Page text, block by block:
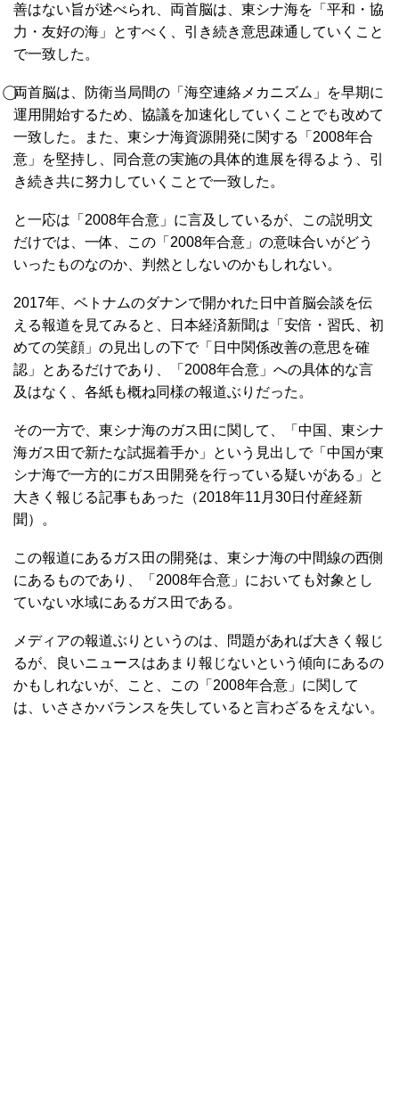
善はない旨が述べられ、両首脳は、東シナ海を「平和・協
力・友好の海」とすべく、引き続き意思疎通していくこと
で一致した。
⃝両首脳は、防衛当局間の「海空連絡メカニズム」を早期に
運用開始するため、協議を加速化していくことでも改めて
一致した。また、東シナ海資源開発に関する「2008年合
意」を堅持し、同合意の実施の具体的進展を得るよう、引
き続き共に努力していくことで一致した。
と一応は「2008年合意」に言及しているが、この説明文
だけでは、一体、この「2008年合意」の意味合いがどう
いったものなのか、判然としないのかもしれない。
2017年、ベトナムのダナンで開かれた日中首脳会談を伝
える報道を見てみると、日本経済新聞は「安倍・習氏、初
めての笑顔」の見出しの下で「日中関係改善の意思を確
認」とあるだけであり、「2008年合意」への具体的な言
及はなく、各紙も概ね同様の報道ぶりだった。
その一方で、東シナ海のガス田に関して、「中国、東シナ
海ガス田で新たな試掘着手か」という見出しで「中国が東
シナ海で一方的にガス田開発を行っている疑いがある」と
大きく報じる記事もあった（2018年11月30日付産経新
聞）。
この報道にあるガス田の開発は、東シナ海の中間線の西側
にあるものであり、「2008年合意」においても対象とし
ていない水域にあるガス田である。
メディアの報道ぶりというのは、問題があれば大きく報じ
るが、良いニュースはあまり報じないという傾向にあるの
かもしれないが、こと、この「2008年合意」に関して
は、いささかバランスを失していると言わざるをえない。